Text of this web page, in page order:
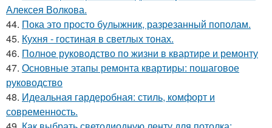
Алексея Волкова.
44. Пока это просто булыжник, разрезанный пополам.
45. Кухня - гостиная в светлых тонах.
46. Полное руководство по жизни в квартире и ремонту
47. Основные этапы ремонта квартиры: пошаговое
руководство
48. Идеальная гардеробная: стиль, комфорт и
современность.